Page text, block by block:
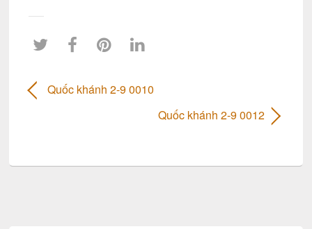
Quốc khánh 2-9 0010
Quốc khánh 2-9 0012